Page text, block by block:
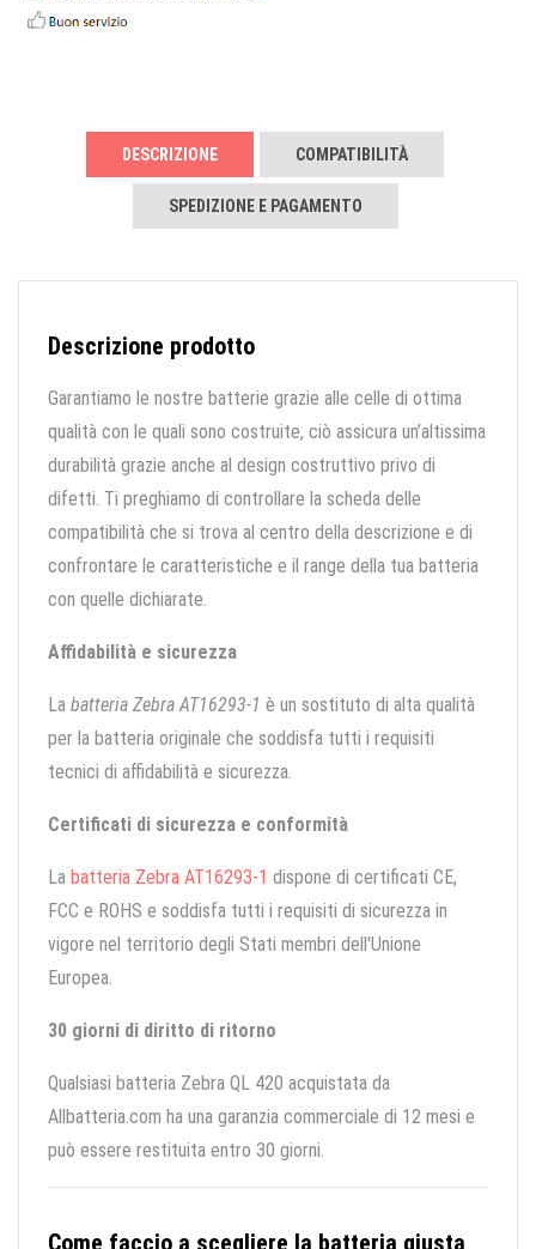
DESCRIZIONE COMPATIBILITÀ
SPEDIZIONE E PAGAMENTO
Descrizione prodotto
Garantiamo le nostre batterie grazie alle celle di ottima
qualità con le quali sono costruite, ciò assicura un’altissima
durabilità grazie anche al design costruttivo privo di
difetti. Ti preghiamo di controllare la scheda delle
compatibilità che si trova al centro della descrizione e di
confrontare le caratteristiche e il range della tua batteria
con quelle dichiarate.
Affidabilità e sicurezza
La batteria Zebra AT16293-1 è un sostituto di alta qualità
per la batteria originale che soddisfa tutti i requisiti
tecnici di affidabilità e sicurezza.
Certificati di sicurezza e conformità
La batteria Zebra AT16293-1 dispone di certificati CE,
FCC e ROHS e soddisfa tutti i requisiti di sicurezza in
vigore nel territorio degli Stati membri dell'Unione
Europea.
30 giorni di diritto di ritorno
Qualsiasi batteria Zebra QL 420 acquistata da
Allbatteria.com ha una garanzia commerciale di 12 mesi e
può essere restituita entro 30 giorni.